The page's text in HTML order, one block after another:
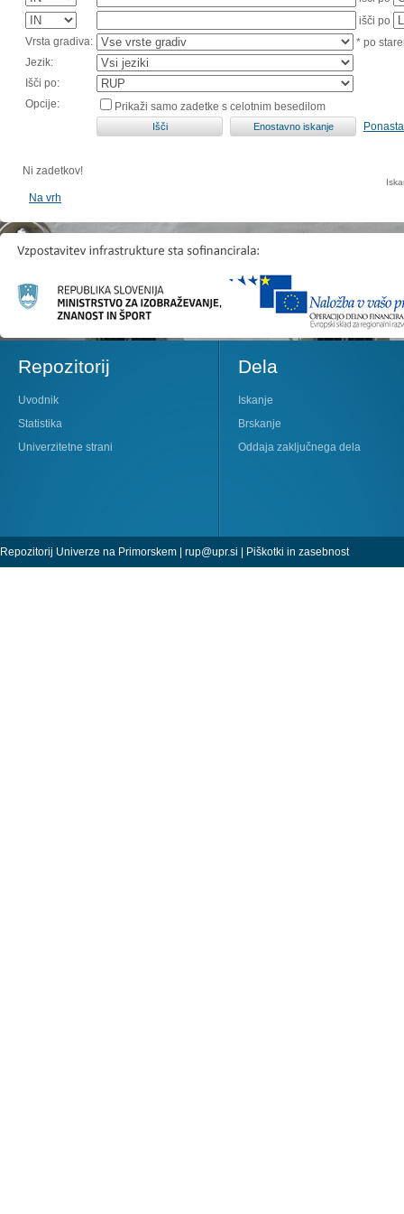
išči po
Vrsta gradiva:
* po
Jezik:
Išči po:
Opcije:
Prikaži samo zadetke s celotnim besedilom
Ni zadetkov!
Na vrh
Repozitorij
Uvodnik
Statistika
Univerzitetne strani
Dela
Iskanje
Brskanje
Oddaja zaključnega dela
Repozitorij Univerze na Primorskem | rup@upr.si | Piškotki in zasebnost